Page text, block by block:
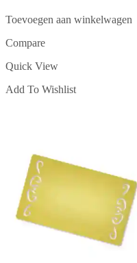
Toevoegen aan winkelwagen
Compare
Quick View
Add To Wishlist